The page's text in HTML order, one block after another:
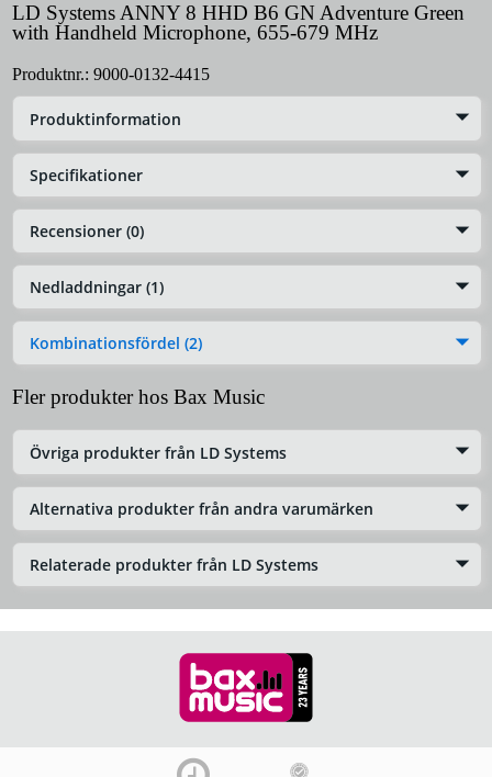
LD Systems ANNY 8 HHD B6 GN Adventure Green
with Handheld Microphone, 655-679 MHz
Produktnr.: 9000-0132-4415
Produktinformation
Specifikationer
Recensioner (0)
Nedladdningar (1)
Kombinationsfördel (2)
Fler produkter hos Bax Music
Övriga produkter från LD Systems
Alternativa produkter från andra varumärken
Relaterade produkter från LD Systems